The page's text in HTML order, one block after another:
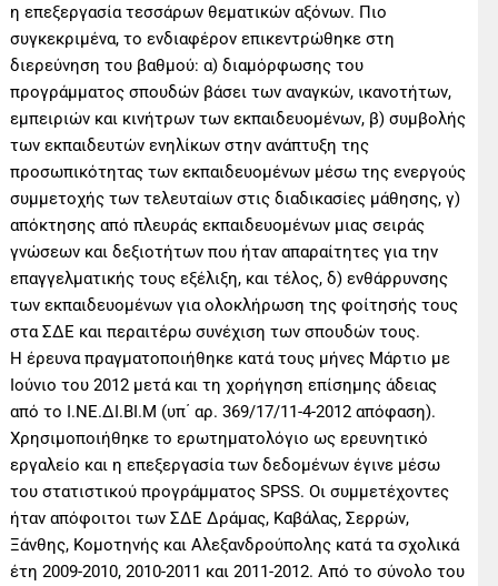
η επεξεργασία τεσσάρων θεματικών αξόνων. Πιο
συγκεκριμένα, το ενδιαφέρον επικεντρώθηκε στη
διερεύνηση του βαθμού: α) διαμόρφωσης του
προγράμματος σπουδών βάσει των αναγκών, ικανοτήτων,
εμπειριών και κινήτρων των εκπαιδευομένων, β) συμβολής
των εκπαιδευτών ενηλίκων στην ανάπτυξη της
προσωπικότητας των εκπαιδευομένων μέσω της ενεργούς
συμμετοχής των τελευταίων στις διαδικασίες μάθησης, γ)
απόκτησης από πλευράς εκπαιδευομένων μιας σειράς
γνώσεων και δεξιοτήτων που ήταν απαραίτητες για την
επαγγελματικής τους εξέλιξη, και τέλος, δ) ενθάρρυνσης
των εκπαιδευομένων για ολοκλήρωση της φοίτησής τους
στα ΣΔΕ και περαιτέρω συνέχιση των σπουδών τους.
Η έρευνα πραγματοποιήθηκε κατά τους μήνες Μάρτιο με
Ιούνιο του 2012 μετά και τη χορήγηση επίσημης άδειας
από το Ι.ΝΕ.ΔΙ.ΒΙ.Μ (υπ΄ αρ. 369/17/11-4-2012 απόφαση).
Χρησιμοποιήθηκε το ερωτηματολόγιο ως ερευνητικό
εργαλείο και η επεξεργασία των δεδομένων έγινε μέσω
του στατιστικού προγράμματος SPSS. Οι συμμετέχοντες
ήταν απόφοιτοι των ΣΔΕ Δράμας, Καβάλας, Σερρών,
Ξάνθης, Κομοτηνής και Αλεξανδρούπολης κατά τα σχολικά
έτη 2009-2010, 2010-2011 και 2011-2012. Από το σύνολο του